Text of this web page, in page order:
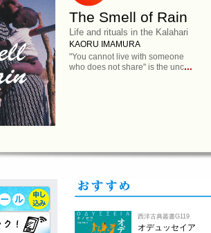
The Smell of Rain
Life and rituals in the Kalahari
KAORU IMAMURA
"You cannot live with someone
who does not share" is the unc...
プリミエ・コレクション
145
中国の戯曲と小説はど
う読まれたか
楊 維公
西洋古典叢書G119
オデュッセイア